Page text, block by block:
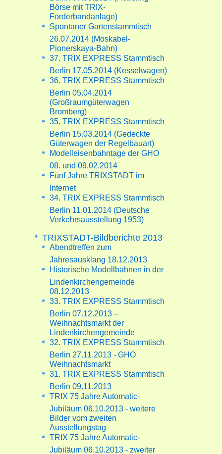
Börse mit TRIX-
Förderbandanlage)
Spontaner Gartenstammtisch
26.07.2014 (Moskabel-
Pionerskaya-Bahn)
37. TRIX EXPRESS Stammtisch
Berlin 17.05.2014 (Kesselwagen)
36. TRIX EXPRESS Stammtisch
Berlin 05.04.2014
(Großraumgüterwagen
Bromberg)
35. TRIX EXPRESS Stammtisch
Berlin 15.03.2014 (Gedeckte
Güterwagen der Regelbauart)
Modelleisenbahntage der GHO
08. und 09.02.2014
Fünf Jahre TRIXSTADT im
Internet
34. TRIX EXPRESS Stammtisch
Berlin 11.01.2014 (Deutsche
Verkehrsausstellung 1953)
TRIXSTADT-Bildberichte 2013
Abendtreffen zum
Jahresausklang 18.12.2013
Historische Modellbahnen in der
Lindenkirchengemeinde
08.12.2013
33. TRIX EXPRESS Stammtisch
Berlin 07.12.2013 –
Weihnachtsmarkt der
Lindenkirchengemeinde
32. TRIX EXPRESS Stammtisch
Berlin 27.11.2013 - GHO
Weihnachtsmarkt
31. TRIX EXPRESS Stammtisch
Berlin 09.11.2013
TRIX 75 Jahre Automatic-
Jubiläum 06.10.2013 - weitere
Bilder vom zweiten
Ausstellungstag
TRIX 75 Jahre Automatic-
Jubiläum 06.10.2013 - zweiter